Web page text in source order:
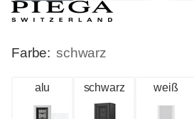
Farbe: schwarz
alu schwarz weiß